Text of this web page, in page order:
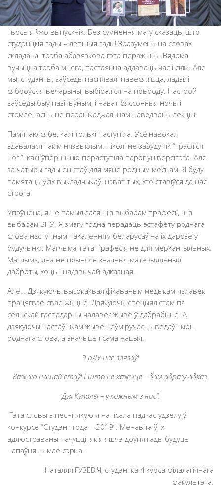
І вось я ўжо выпускнік. Без сумнення магу сказаць, што
студэнцкія гады – лепшыя гады! Зразумець на словах
складана, трэба абавязкова гэта перажыць. Вядома,
вучыцца трэба многа, пастаянна аддаваць час і сілы. Але
мы, студэнты, заўсёды паспявалі павесяліцца, ладзілі
сяброўскія вечарыны, выбіраліся на прыроду. Настрой
заўсёды быў пазітыўным, і нават бяссонныя ночы і
стомленасць не перашкаджалі нам наведваць лекцыі.
Памятаю сябе, калі толькі паступіла. Усё навокал
здавалася такім нязвыклым. Ніколі не забуду як “трасліся
ногі”, калі ўпершыню пераступіла парог універсітэта. Але
за чатыры гады ён стаў для мяне родным месцам. Я буду
памятаць усіх выкладчыкаў, нават тых, хто ставіўся да нас
строга.
Упэўнена, я не памылілася ні з выбарам прафесіі, ні з
выбарам ВНУ. Я змагу годна перадаць эстафету роднага
слова наступным пакаленням беларусаў на іх дарозе ў
будучыню. Магчыма, гэта прафесія не для меркантыльных.
Магчыма, яна не прынясе значныя матэрыяльныя
даброты, хоць і надзвычай адказная.
Але… Дзякуючы высокакваліфікаваным медыкам чалавек
працягвае сваё жыццё. Дзякуючы спецыялістам па
сельскай гаспадарцы чалавек жыве ў дабрабыце. А
дзякуючы настаўнікам жыве неўміручасць ведаў і моц
роднага слова, а значыць і сама нацыя.
“ГрДУ нас звязаў!
Казкаю нашай стаў! І што не кажыце – дам адразу адказ:
Дух Купалы – у кожным з нас”.
Гэта словы з песні, якую я напісала падчас удзелу ў
конкурсе “Студэнт года – 2019”. Менавіта ў іх
адлюстраваны пачуцці, якія яшчэ доўгія гады будуць
напаўняць маё сэрца.
Наталля ГУЗЕВІЧ, студэнтка 4 курса філалагічнага
факультэта.